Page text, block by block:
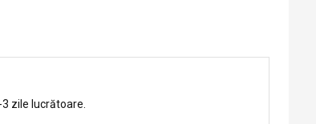
zile lucrătoare.